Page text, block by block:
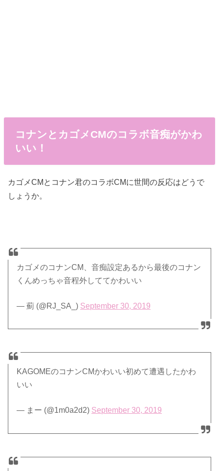
コナンとカゴメCMのコラボ音痴がかわ
いい！
カゴメCMとコナン君のコラボCMに世間の反応はどうで
しょうか。
カゴメのコナンCM、音痴設定あるから最後のコナン
くんめっちゃ音程外しててかわいい
— 薊 (@RJ_SA_) September 30, 2019
KAGOMEのコナンCMかわいい初めて遭遇したかわ
いい
— まー (@1m0a2d2) September 30, 2019